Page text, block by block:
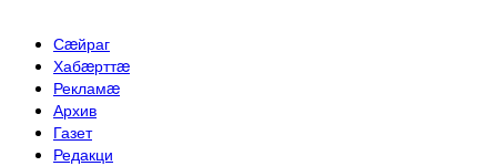
Сæйраг
Хабæрттæ
Рекламæ
Архив
Газет
Редакци